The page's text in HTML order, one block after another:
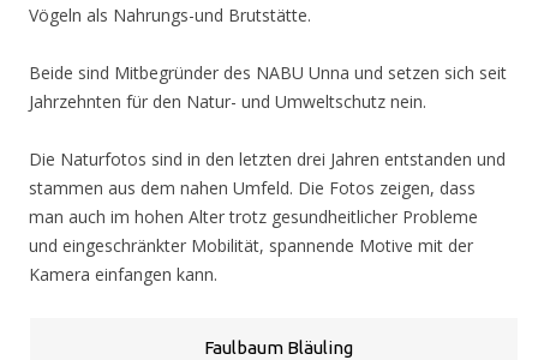
Vögeln als Nahrungs-und Brutstätte.
Beide sind Mitbegründer des NABU Unna und setzen sich seit
Jahrzehnten für den Natur- und Umweltschutz nein.
Die Naturfotos sind in den letzten drei Jahren entstanden und
stammen aus dem nahen Umfeld. Die Fotos zeigen, dass
man auch im hohen Alter trotz gesundheitlicher Probleme
und eingeschränkter Mobilität, spannende Motive mit der
Kamera einfangen kann.
Faulbaum Bläuling